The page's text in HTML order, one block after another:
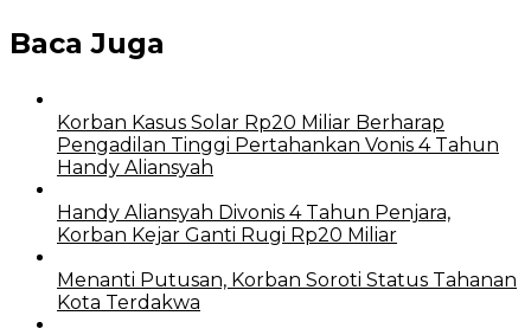
Baca Juga
Korban Kasus Solar Rp20 Miliar Berharap
Pengadilan Tinggi Pertahankan Vonis 4 Tahun
Handy Aliansyah
Handy Aliansyah Divonis 4 Tahun Penjara,
Korban Kejar Ganti Rugi Rp20 Miliar
Menanti Putusan, Korban Soroti Status Tahanan
Kota Terdakwa